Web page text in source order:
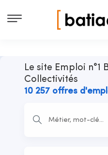
Le site Emploi n°1
Collectivités
10 257 offres